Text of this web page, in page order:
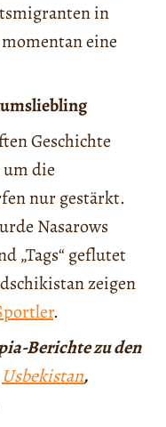
in
eine
Geschichte
die
nur gestärkt.
Nasarows
„Tags“ geflutet
zeigen
.
Berichte zu den
Usbekistan,